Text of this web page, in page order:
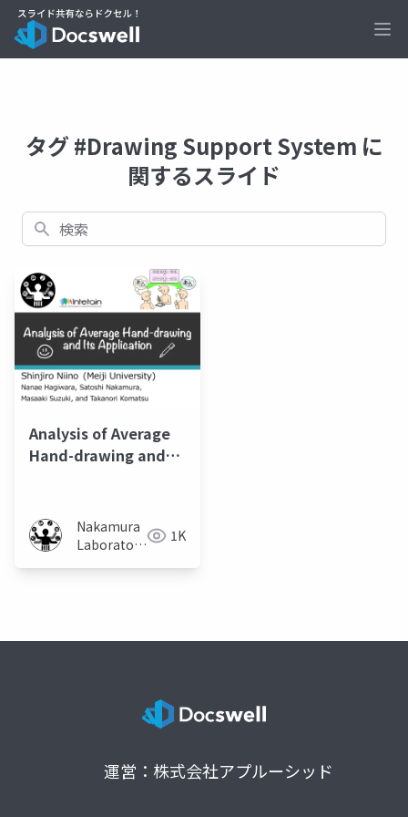
タグ #Drawing Support System に
関するスライド
検索
Analysis of Average
Hand-drawing and
Nakamura
Laboratory
1K
運営：株式会社アプルーシッド